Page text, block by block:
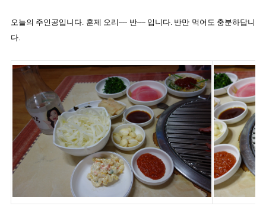
오늘의 주인공입니다. 훈제 오리~~ 반~~ 입니다. 반만 먹어도 충분하답니
다.